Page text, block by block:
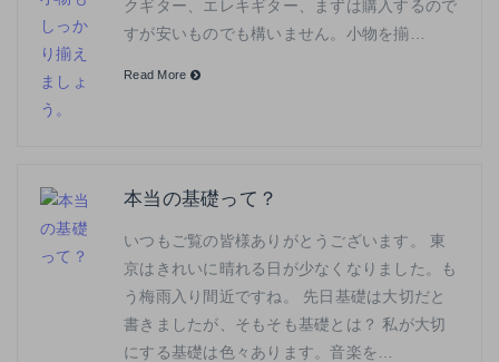
クギター、エレキギター、まずは購入するので
すが安いものでも構いません。小物を揃…
Read More
本当の基礎って？
いつもご覧の皆様ありがとうございます。 東
京はきれいに晴れる日が少なくなりました。も
う梅雨入り間近ですね。 先日基礎は大切だと
書きましたが、そもそも基礎とは？ 私が大切
にする基礎は色々あります。音楽を…